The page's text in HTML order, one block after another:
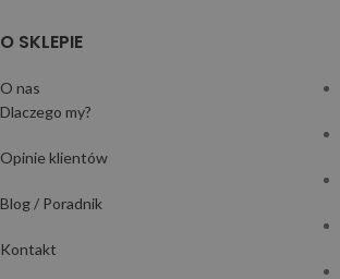
O SKLEPIE
O nas
Dlaczego my?
Opinie klientów
Blog / Poradnik
Kontakt